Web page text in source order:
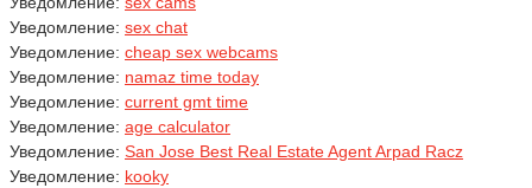
Уведомление: sex chat
Уведомление: cheap sex webcams
Уведомление: namaz time today
Уведомление: current gmt time
Уведомление: age calculator
Уведомление: San Jose Best Real Estate Agent Arpad Racz
Уведомление: kooky